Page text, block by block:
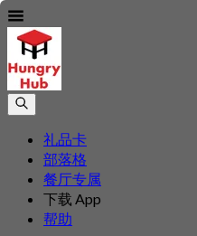
礼品卡
部落格
餐厅专属
下载 App
帮助